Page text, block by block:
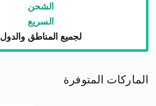
الشحن
السريع
لجميع المناطق والدول
الماركات المتوفرة